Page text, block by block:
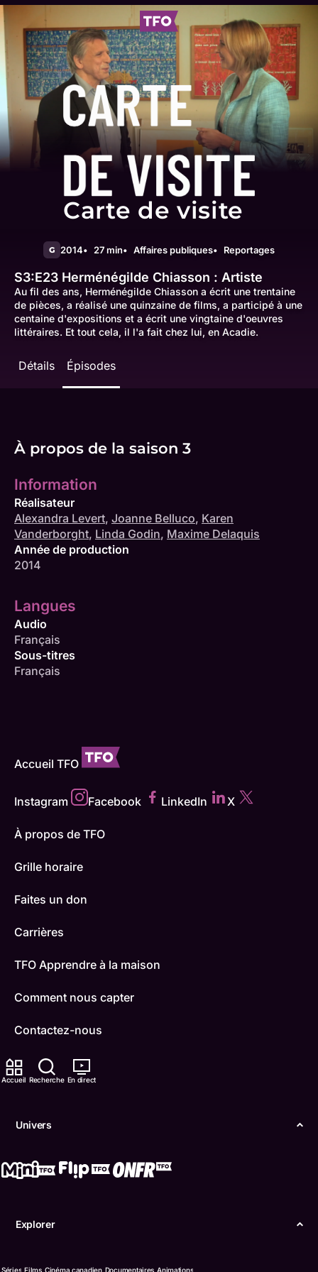
Accueil Recherche En direct
Univers
Explorer
Séries Films Cinéma canadien Documentaires Animations
Carte de visite
G 2014 27 min Affaires publiques Reportages
S3:E23 Herménégilde Chiasson : Artiste
Au fil des ans, Herménégilde Chiasson a écrit une trentaine
de pièces, a réalisé une quinzaine de films, a participé à une
centaine d'expositions et a écrit une vingtaine d'oeuvres
littéraires. Et tout cela, il l'a fait chez lui, en Acadie.
Détails Épisodes
À propos de la saison 3
Information
Réalisateur
Alexandra Levert, Joanne Belluco, Karen
Vanderborght, Linda Godin, Maxime Delaquis
Année de production
2014
Langues
Audio
Français
Sous-titres
Français
Accueil TFO
Instagram Facebook LinkedIn X
À propos de TFO
Grille horaire
Faites un don
Carrières
TFO Apprendre à la maison
Comment nous capter
Contactez-nous
ONFR
Boukili
Conditions d'utilisation
Confidentialité